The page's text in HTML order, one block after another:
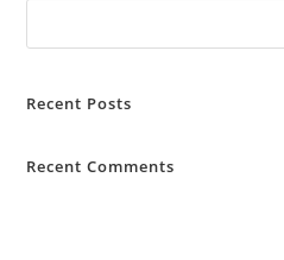
Recent Posts
Recent Comments